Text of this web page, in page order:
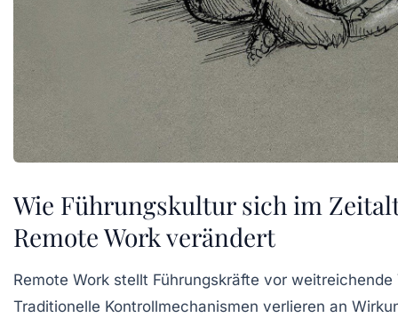
Wie Führungskultur sich im
Remote Work verändert
Remote Work stellt Führungskräfte vor weitreichende
Traditionelle Kontrollmechanismen verlieren an